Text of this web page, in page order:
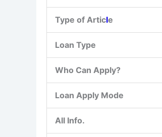
Type of Article
Loan Type
Who Can Apply?
Loan Apply Mode
All Info.